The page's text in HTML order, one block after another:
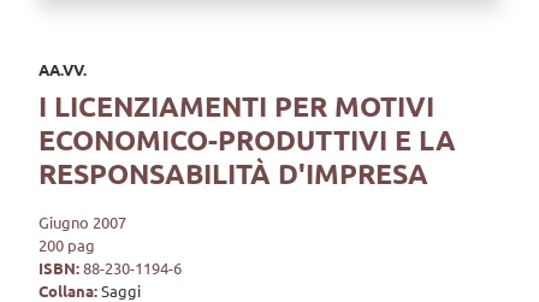
AA.VV.
I LICENZIAMENTI PER MOTIVI
ECONOMICO-PRODUTTIVI E LA
RESPONSABILITÀ D'IMPRESA
Giugno 2007
200 pag
ISBN:88-230-1194-6
Collana:Saggi